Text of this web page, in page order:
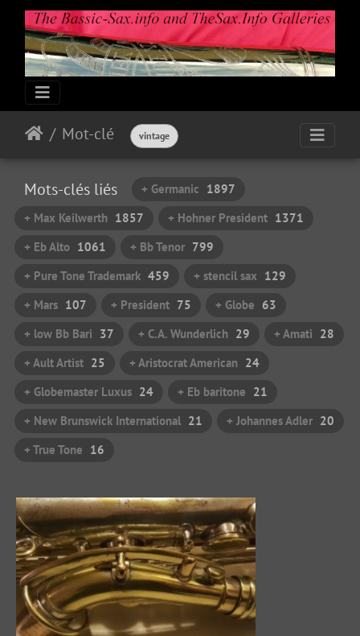
Mot-clé vintage
Mots-clés liés + Germanic 1897
+ Max Keilwerth 1857 + Hohner President 1371
+ Eb Alto 1061 + Bb Tenor 799
+ Pure Tone Trademark 459 + stencil sax 129
+ Mars 107 + President 75 + Globe 63
+ low Bb Bari 37 + C.A. Wunderlich 29 + Amati 28
+ Ault Artist 25 + Aristocrat American 24
+ Globemaster Luxus 24 + Eb baritone 21
+ New Brunswick International 21 + Johannes Adler 20
+ True Tone 16